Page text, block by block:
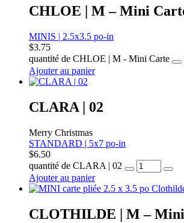
CHLOE | M – Mini
MINIS | 2.5x3.5 po-in
$3.75
quantité de CHLOE | M - Mini Carte
Ajouter au panier
CLARA | 02
Merry Christmas
STANDARD | 5x7 po-in
$6.50
quantité de CLARA | 02
Ajouter au panier
CLOTHILDE | M –